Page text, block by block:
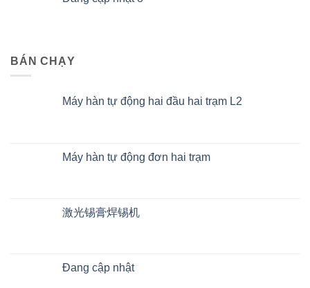
BÁN CHẠY
Máy hàn tự động hai đầu hai trạm L2
Máy hàn tự động đơn hai trạm
激光锡膏焊锡机
Đang cập nhật